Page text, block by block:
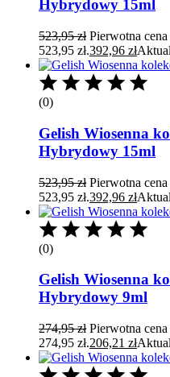
Hybrydowy 15ml
523,95zł Pierwotna cena
523,95 zł.392,96 zł
(0)
Gelish Wiosenna
Hybrydowy 15ml
523,95zł Pierwotna cena
523,95 zł.392,96 zł
(0)
Gelish Wiosenna
Hybrydowy 9ml
274,95zł Pierwotna cena
274,95 zł.206,21 zł